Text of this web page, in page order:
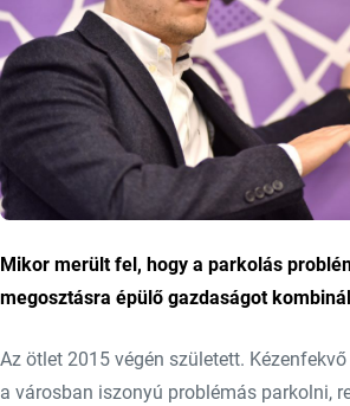
Mikor merült fel, hogy a parkolás
megosztásra épülő gazdaságot
Az ötlet 2015 végén született.
a városban iszonyú problémás parkolni,